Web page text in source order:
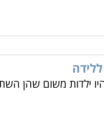
ילדות משום שהן